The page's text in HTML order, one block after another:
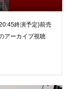
終演予定)前売
アーカイブ視聴